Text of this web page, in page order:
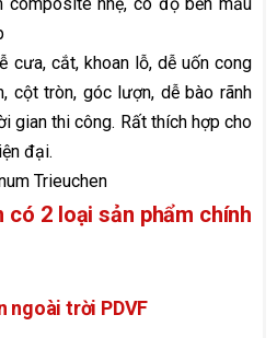
cưa, cắt, khoan lỗ, dễ uốn cong
cột tròn, góc lượn, dễ bào rãnh
gian thi công. Rất thích hợp cho
đại.
Trieuchen
có 2 loại sản phẩm chính
ngoài trời PDVF